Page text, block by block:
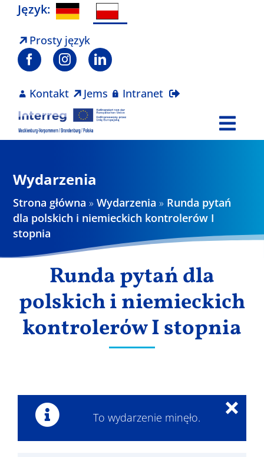
Skip
content
Język:
Prosty język
Kontakt Jems Intranet
Projekty
Aktualności
Wyniki
Wydarzenia
Strona główna »Wydarzenia » Runda pytań
dla polskich i niemieckich kontrolerów I
stopnia
Runda pytań dla
polskich i niemieckich
kontrolerów I stopnia
To wydarzenie minęło.
×